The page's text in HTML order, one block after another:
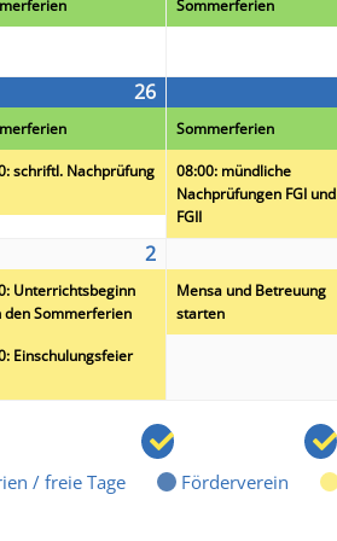
19
Sommerferien
26
08-
26
Veranstaltungen)
schriftl. Nachprüfung
Sommerferien
08:00: mündliche
Nachprüfungen FGI und
FGII
2
09-
02
Veranstaltungen)
Unterrichtsbeginn
den Sommerferien
Einschulungsfeier
Mensa und Betreuung
starten
/ freie Tage Förderverein